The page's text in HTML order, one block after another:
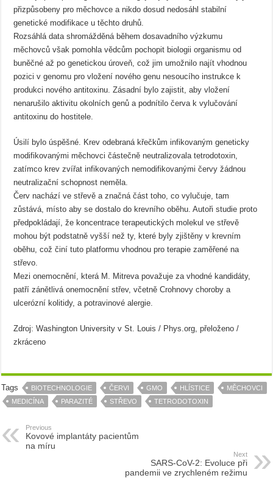
přizpůsobeny pro měchovce a nikdo dosud nedosáhl stabilní
genetické modifikace u těchto druhů.
Rozsáhlá data shromážděná během dosavadního výzkumu
měchovců však pomohla vědcům pochopit biologii organismu od
buněčné až po genetickou úroveň, což jim umožnilo najít vhodnou
pozici v genomu pro vložení nového genu nesoucího instrukce k
produkci nového antitoxinu. Zásadní bylo zajistit, aby vložení
nenarušilo aktivitu okolních genů a podnítilo červa k vylučování
antitoxinu do hostitele.
Úsilí bylo úspěšné. Krev odebraná křečkům infikovaným geneticky
modifikovanými měchovci částečně neutralizovala tetrodotoxin,
zatímco krev zvířat infikovaných nemodifikovanými červy žádnou
neutralizační schopnost neměla.
Červ nachází ve střevě a značná část toho, co vylučuje, tam
zůstává, místo aby se dostalo do krevního oběhu. Autoři studie proto
předpokládají, že koncentrace terapeutických molekul ve střevě
mohou být podstatně vyšší než ty, které byly zjištěny v krevním
oběhu, což činí tuto platformu vhodnou pro terapie zaměřené na
střevo.
Mezi onemocnění, která M. Mitreva považuje za vhodné kandidáty,
patří zánětlivá onemocnění střev, včetně Crohnovy choroby a
ulcerózní kolitidy, a potravinové alergie.
Zdroj: Washington University v St. Louis / Phys.org, přeloženo /
zkráceno
Tags BIOTECHNOLOGIE ČERVI GMO HLÍSTICE
MĚCHOVCI
MEDICÍNA
PARAZITÉ STŘEVO TETRODOTOXIN
Previous
Kovové implantáty pacientům
na míru
Next
SARS-CoV-2: Evoluce při
pandemii ve zrychleném režimu